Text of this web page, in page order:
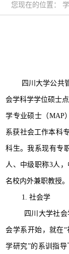
您现在的位置：
四川大学公共
会学科学学位硕士
学专业硕士（MAP
系获社会工作本科
科生。我系现有专
人、中级职称3人
名校内外兼职教授
1. 社会学
四川大学社
会学系开始，就在
学研究”的系训指